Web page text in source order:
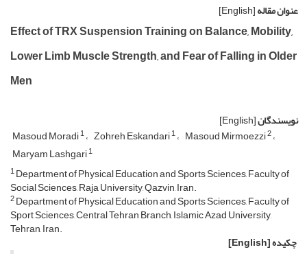
عنوان مقاله[English]
Effect of TRX Suspension Training on Balance, Mobility,
Lower Limb Muscle Strength, and Fear of Falling in Older
Men
نویسندگان[English]
Masoud Moradi1 Zohreh Eskandari1 Masoud Mirmoezzi2
Maryam Lashgari1
1Department of Physical Education and Sports Sciences, Faculty of
Social Sciences, Raja University, Qazvin, Iran.
2Department of Physical Education and Sports Sciences, Faculty of
Sport Sciences, Central Tehran Branch, Islamic Azad University,
Tehran, Iran.
چکیده[English]